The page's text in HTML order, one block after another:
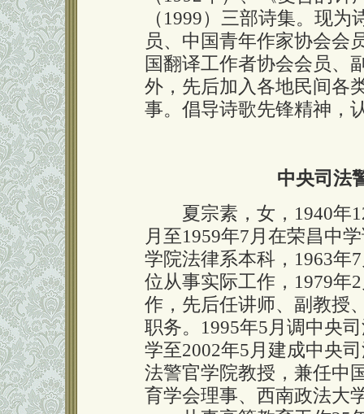
（1999）三部诗集。现
员、中国青年作家协会会
国翻译工作者协会会员、
外，先后加入各地民间各
事。倡导诗歌先锋精神，
中央司法
夏宗素，女，1940年
月至1959年7月在荣昌中
学院法律系本科，1963年
位从事实际工作，1979年
作，先后任讲师、副教授
职务。1995年5月调中央
学至2002年5月建成中央
法警官学院教授，兼任中
育学会理事、西南政法大